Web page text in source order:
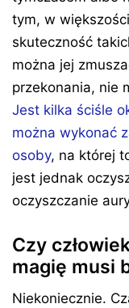
tym, w
skuteczność
można jej
przekonania, nie
Jest kilka ściśle
można wykonać
osoby, na której
jest jednak
oczyszczanie
Czy
magię musi
Niekoniecznie.